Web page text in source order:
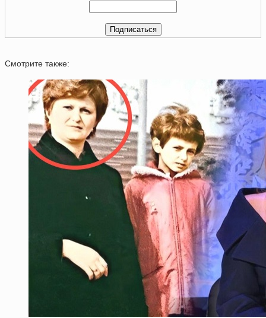
Смотрите также: